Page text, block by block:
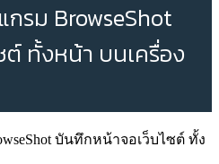
กรม BrowseShot
ทั้งหน้า บนเครื่อง